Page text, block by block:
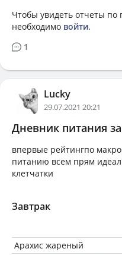
Чтобы увидеть отчеты
необходимо войти.
1
Lucky
29.07.2021 20:21
Дневник питания за
впервые рейтингпо
питанию всем прям
клетчатки
Завтрак
Арахис жареный